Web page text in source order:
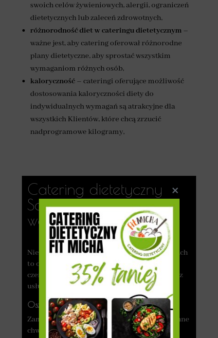
swoich celów żywieniowych, alergii, ograniczeń
dietetycznych lub zaleceń zdrowotnych,
różnorodność dietw cateringu dietetycznym–
ważne jest, aby catering oferował różnorodne
plany dietetyczne, aby sprostać wszystkim
wymaganiom różnych osób,
kaloryczność– cateringi oferujące możliwość
dostosowania kaloryczności diety do
indywidualnych wymagań są atrakcyjne dla
wszystkich Klientów, które chcą zrzucić
nadprogramowe kilogramy,
Catering dietetyczny
Sośnicowice — czy
warto?
Nie wiesz, czy dieta pudełkowa w Sośnicowicach
to odpowiednia opcja dla Ciebie? Sprawdź,
czemu warto zdecydować się na skorzystanie z
usług profesjonalnego cateringu!
Oszczędność czasu
Zamawiając dietę pudełkową, oszczędzasz cenne
chwile, które normalnie trzeba poświęcić na